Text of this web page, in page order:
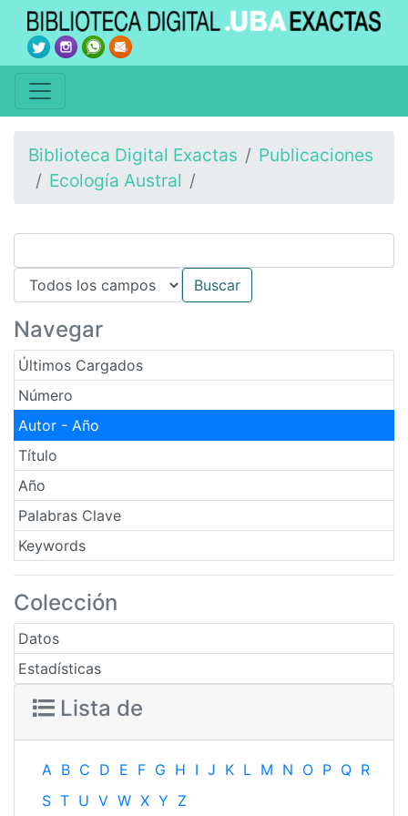
Biblioteca Digital Exactas
Publicaciones
Ecología Austral
Navegar
Últimos Cargados
Número
Autor - Año
Título
Año
Palabras Clave
Keywords
Colección
Datos
Estadísticas
Lista de
A B C D E F G H I J K L M N O P Q R
S T U V W X Y Z